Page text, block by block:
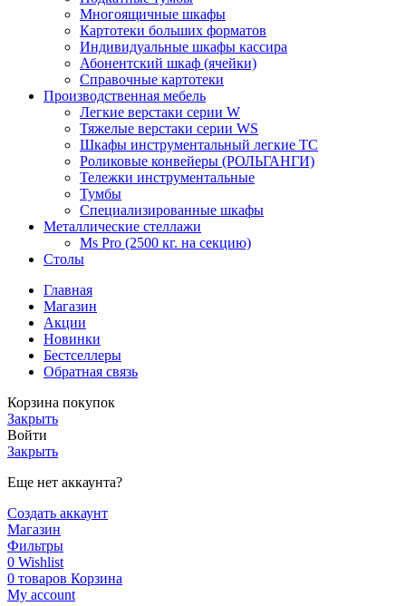
Многоящичные шкафы
Картотеки больших форматов
Индивидуальные шкафы кассира
Абонентский шкаф (ячейки)
Справочные картотеки
Производственная мебель
Легкие верстаки серии W
Тяжелые верстаки серии WS
Шкафы инструментальный легкие ТС
Роликовые конвейеры (РОЛЬГАНГИ)
Тележки инструментальные
Тумбы
Специализированные шкафы
Металлические стеллажи
Ms Pro (2500 кг. на секцию)
Столы
Главная
Магазин
Акции
Новинки
Бестселлеры
Обратная связь
Корзина покупок
Закрыть
Войти
Закрыть
Еще нет аккаунта?
Создать аккаунт
Магазин
Фильтры
0 Wishlist
0 товаров Корзина
My account